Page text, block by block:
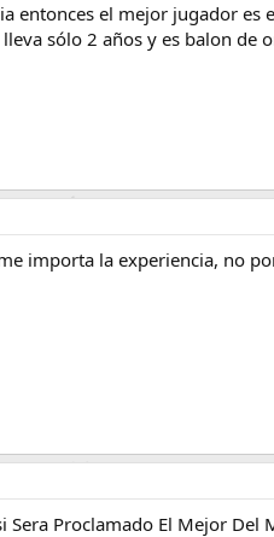
entonces el mejor jugador
sólo 2 años y es balon de
importa la experiencia, no
Sera Proclamado El Mejor